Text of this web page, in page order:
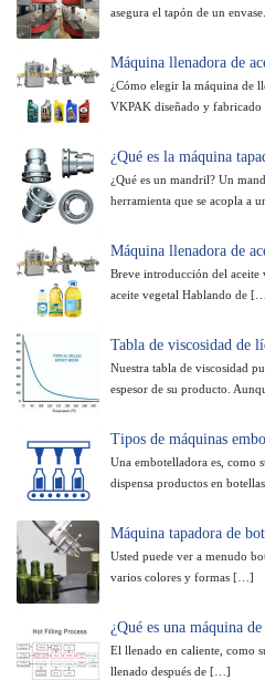
asegura el tapón de un
Máquina llenadora de
¿Cómo elegir la máquina de
VKPAK diseñado y
¿Qué es la máquina
¿Qué es un mandril? Un
herramienta que se acopla a
Máquina llenadora de
Breve introducción del aceite
aceite vegetal Hablando de
Tabla de viscosidad de
Nuestra tabla de viscosidad
espesor de su producto.
Tipos de máquinas
Una embotelladora es, como
dispensa productos en
Máquina tapadora de
Usted puede ver a menudo
varios colores y formas […]
¿Qué es una máquina
El llenado en caliente, como
llenado después de […]